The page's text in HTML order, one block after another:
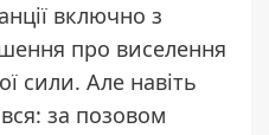
включно з
про виселення
сили. Але навіть
за позовом